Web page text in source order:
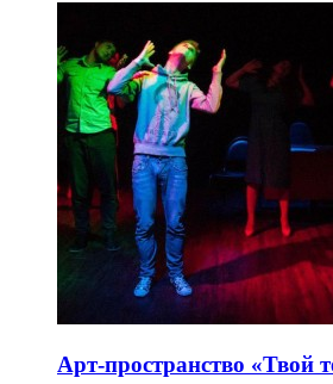
Арт-пространство «Твой